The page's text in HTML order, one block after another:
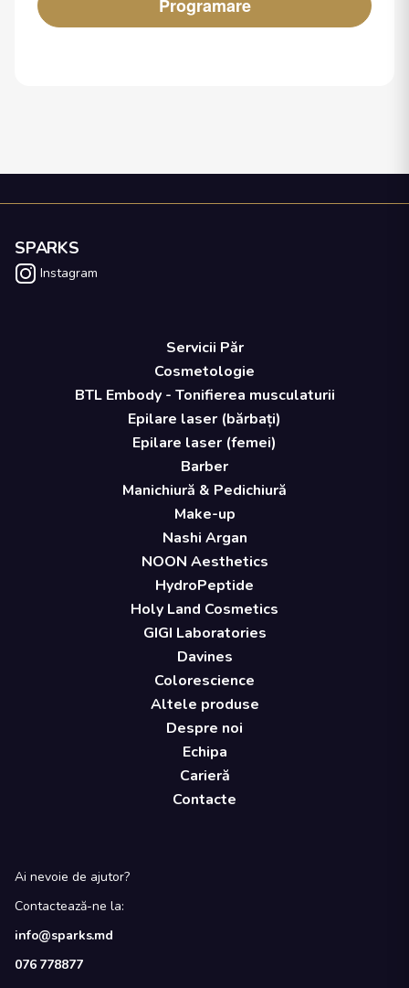
Programare
SPARKS
Instagram
Servicii Păr
Cosmetologie
BTL Embody - Tonifierea musculaturii
Epilare laser (bărbați)
Epilare laser (femei)
Barber
Manichiură & Pedichiură
Make-up
Nashi Argan
NOON Aesthetics
HydroPeptide
Holy Land Cosmetics
GIGI Laboratories
Davines
Colorescience
Altele produse
Despre noi
Echipa
Carieră
Contacte
Ai nevoie de ajutor?
Contactează-ne la:
info@sparks.md
076 778877